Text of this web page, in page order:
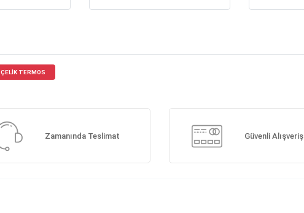
ÇELIK TERMOS
Zamanında Teslimat Güvenli Alışveriş